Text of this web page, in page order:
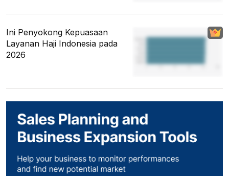
Ini Penyokong Kepuasaan
Layanan Haji Indonesia pada
2026